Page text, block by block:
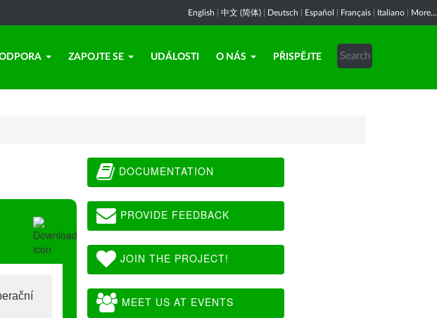
English 中文 (简体) Deutsch Español Français Italiano More...
ZAPOJTE SE UDÁLOSTI O NÁS PŘISPĚJTE
DOCUMENTATION
PROVIDE FEEDBACK
JOIN THE PROJECT!
MEET US AT EVENTS